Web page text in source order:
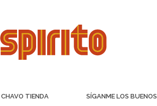
CHAVO TIENDA SÍGANME LOS BUENOS